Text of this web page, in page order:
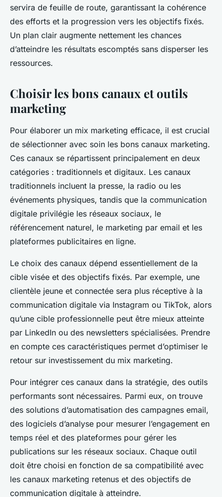
servira de feuille de route, garantissant la cohérence
des efforts et la progression vers les objectifs fixés.
Un plan clair augmente nettement les chances
d’atteindre les résultats escomptés sans disperser les
ressources.
Choisir les bons canaux et outils
marketing
Pour élaborer un mix marketing efficace, il est crucial
de sélectionner avec soin les bons canaux marketing.
Ces canaux se répartissent principalement en deux
catégories : traditionnels et digitaux. Les canaux
traditionnels incluent la presse, la radio ou les
événements physiques, tandis que la communication
digitale privilégie les réseaux sociaux, le
référencement naturel, le marketing par email et les
plateformes publicitaires en ligne.
Le choix des canaux dépend essentiellement de la
cible visée et des objectifs fixés. Par exemple, une
clientèle jeune et connectée sera plus réceptive à la
communication digitale via Instagram ou TikTok, alors
qu’une cible professionnelle peut être mieux atteinte
par LinkedIn ou des newsletters spécialisées. Prendre
en compte ces caractéristiques permet d’optimiser le
retour sur investissement du mix marketing.
Pour intégrer ces canaux dans la stratégie, des outils
performants sont nécessaires. Parmi eux, on trouve
des solutions d’automatisation des campagnes email,
des logiciels d’analyse pour mesurer l’engagement en
temps réel et des plateformes pour gérer les
publications sur les réseaux sociaux. Chaque outil
doit être choisi en fonction de sa compatibilité avec
les canaux marketing retenus et des objectifs de
communication digitale à atteindre.